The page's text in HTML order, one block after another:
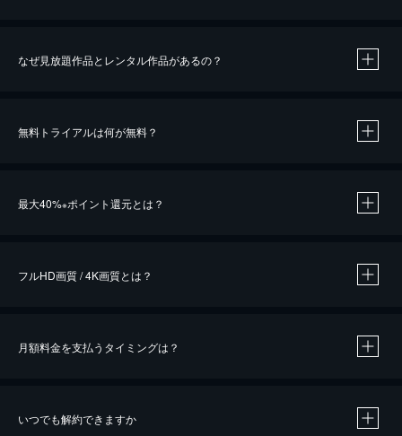
なぜ見放題作品とレンタル作品があるの？
無料トライアルは何が無料？
最大40%※ポイント還元とは？
※40％ポイント還元の対象は、クレジットカード決済による作品の購入 / レンタルです。
フルHD画質 / 4K画質とは？
月額料金を支払うタイミングは？
いつでも解約できますか